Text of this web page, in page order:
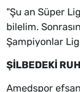
"Şu an Süper
bilelim.
Şampiyonlar
ŞİLBEDEKİ
Amedspor